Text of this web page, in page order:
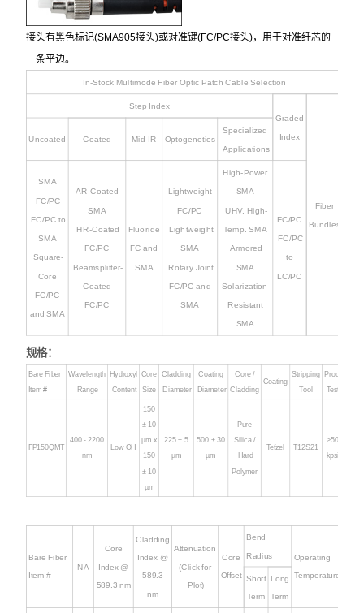
接头有黑色标记(SMA905接头)或对准键(FC/PC接头)，用于对准纤芯的
一条平边。
In-Stock Multimode Fiber Optic Patch Cable Selection
Step Index
Graded
Index
Fiber
Bundles
Uncoated Coated Mid-IR Optogenetics
Specialized
Applications
SMA
FC/PC
FC/PC to
SMA
Square-
Core
FC/PC
and SMA
AR-Coated
SMA
HR-Coated
FC/PC
Beamsplitter-
Coated
FC/PC
Fluoride
FC and
SMA
Lightweight
FC/PC
Lightweight
SMA
Rotary Joint
FC/PC and
SMA
High-Power
SMA
UHV, High-
Temp. SMA
Armored
SMA
Solarization-
Resistant
SMA
FC/PC
FC/PC
to
LC/PC
规格：
Bare Fiber
Item #
Wavelength
Range
Hydroxyl
Content
Core
Size
Cladding
Diameter
Coating
Diameter
Core /
Cladding
Coating
Stripping
Tool
Proof
Test
FP150QMT
400 - 2200
nm
Low OH
150
± 10
µm x
150
± 10
µm
225± 5
µm
500 ± 30
µm
Pure
Silica /
Hard
Polymer
Tefzel T12S21
≥50
kpsi
Bare Fiber
Item #
NA
Core
Index @
589.3 nm
Cladding
Index @
589.3
nm
Attenuation
(Click for
Plot)
Core
Offset
Bend
Radius Operating
Temperature
Short
Term
Long
Term